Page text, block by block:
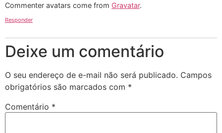
Commenter avatars come from Gravatar.
Responder
Deixe um comentário
O seu endereço de e-mail não será publicado. Campos
obrigatórios são marcados com *
Comentário *